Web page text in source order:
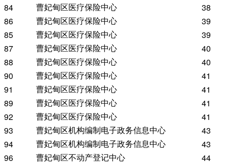
84
曹妃甸区医疗保险中心
38
86
曹妃甸区医疗保险中心
39
85
曹妃甸区医疗保险中心
39
87
曹妃甸区医疗保险中心
40
88
曹妃甸区医疗保险中心
40
90
曹妃甸区医疗保险中心
41
91
曹妃甸区医疗保险中心
41
89
曹妃甸区医疗保险中心
41
92
曹妃甸区医疗保险中心
41
93
曹妃甸区机构编制电子政务信息中心
43
94
曹妃甸区机构编制电子政务信息中心
43
96
曹妃甸区不动产登记中心
44